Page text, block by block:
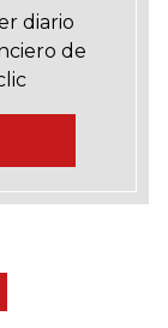
diario
de